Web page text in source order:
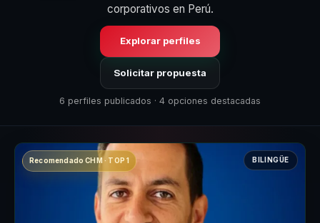
corporativos en Perú.
Explorar perfiles
Solicitar propuesta
6 perfiles publicados · 4 opciones destacadas
Recomendado CHM · TOP 1 BILINGÜE